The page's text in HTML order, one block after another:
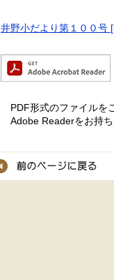
井野小だより第１００号
PDF形式のファイルを
Adobe Readerをお持